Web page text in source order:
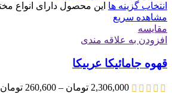
انتخاب گزینه ها این محصول دارای انواع
مشاهده سریع
مقایسه
افزودن به علاقه مندی
قهوه جامائیکا عربیکا
2,306,000 تومان –
260,600 تومان